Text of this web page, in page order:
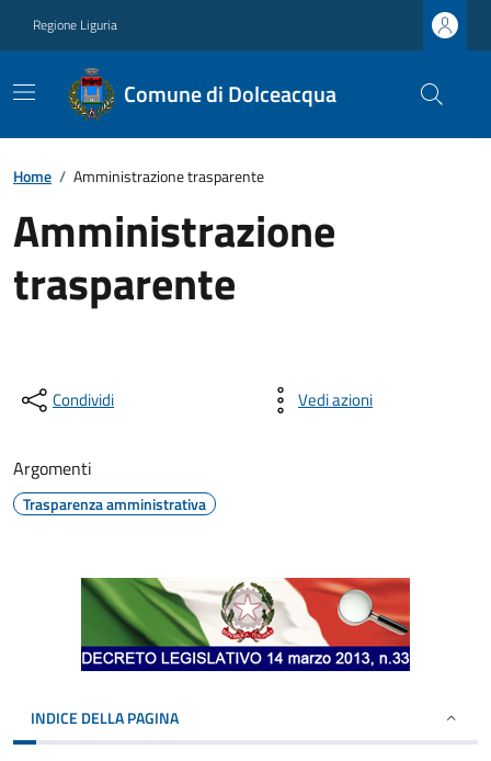
Regione Liguria
Comune di Dolceacqua
Home / Amministrazione trasparente
Amministrazione
trasparente
Condividi Vedi azioni
Argomenti
Trasparenza amministrativa
INDICE DELLA PAGINA